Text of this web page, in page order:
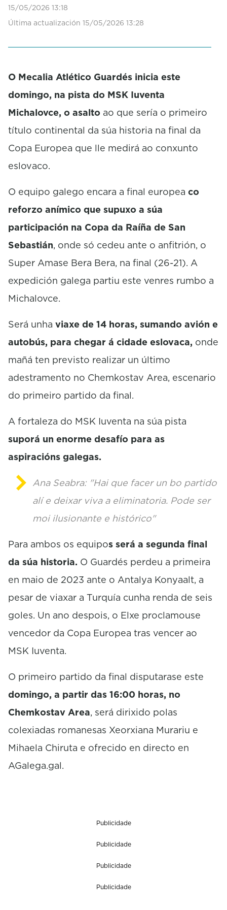
f
0
s
s
15/05/2026 13:18
Última actualización 15/05/2026 13:28
O Mecalia Atlético Guardés inicia este
domingo, na pista do MSK Iuventa
Michalovce, o asalto ao que sería o primeiro
título continental da súa historia na final da
Copa Europea que lle medirá ao conxunto
eslovaco.
O equipo galego encara a final europea co
reforzo anímico que supuxo a súa
participación na Copa da Raíña de San
Sebastián, onde só cedeu ante o anfitrión, o
Super Amase Bera Bera, na final (26-21). A
expedición galega partiu este venres rumbo a
Michalovce.
Será unha viaxe de 14 horas, sumando avión e
autobús, para chegar á cidade eslovaca, onde
mañá ten previsto realizar un último
adestramento no Chemkostav Area, escenario
do primeiro partido da final.
A fortaleza do MSK Iuventa na súa pista
suporá un enorme desafío para as
aspiracións galegas.
Ana Seabra: "Hai que facer un bo partido
alí e deixar viva a eliminatoria. Pode ser
moi ilusionante e histórico"
Para ambos os equipos será a segunda final
da súa historia. O Guardés perdeu a primeira
en maio de 2023 ante o Antalya Konyaalt, a
pesar de viaxar a Turquía cunha renda de seis
goles. Un ano despois, o Elxe proclamouse
vencedor da Copa Europea tras vencer ao
MSK Iuventa.
O primeiro partido da final disputarase este
domingo, a partir das 16:00 horas, no
Chemkostav Area, será dirixido polas
colexiadas romanesas Xeorxiana Murariu e
Mihaela Chiruta e ofrecido en directo en
AGalega.gal.
Publicidade
Publicidade
Publicidade
Publicidade